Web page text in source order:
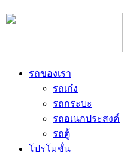
รถของเรา
รถเก๋ง
รถกระบะ
รถอเนกประสงค์
รถตู้
โปรโมชั่น